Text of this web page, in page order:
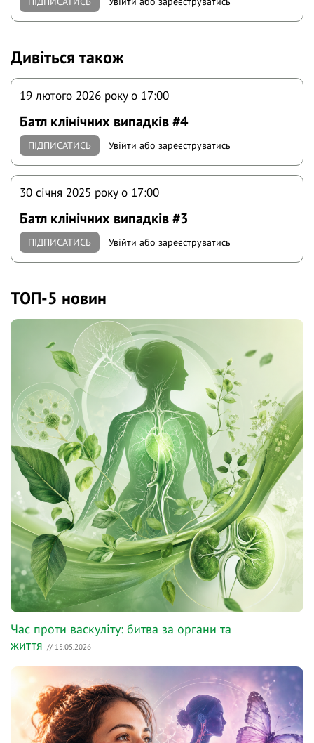
Дивіться також
19 лютого 2026 року o 17:00
Батл клінічних випадків #4
ПІДПИСАТИСЬ Увійти абозареєструватись
30 січня 2025 року o 17:00
Батл клінічних випадків #3
ПІДПИСАТИСЬ Увійти абозареєструватись
ТОП-5 новин
Час проти васкуліту: битва за органи та
життя // 15.05.2026